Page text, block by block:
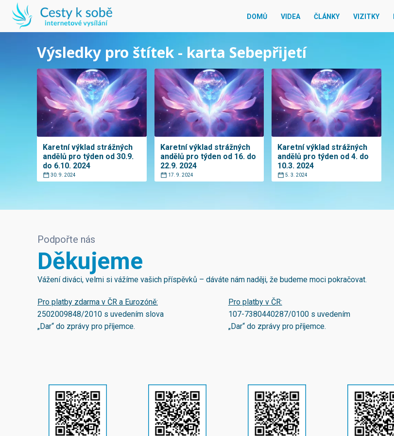
DOMŮ VIDEA ČLÁNKY VIZITKY
Výsledky pro štítek - karta Sebepřijetí
Karetní výklad strážných
andělů pro týden od 30.9.
do 6.10. 2024
30. 9. 2024
Karetní výklad strážných
andělů pro týden od 16. do
22.9. 2024
17. 9. 2024
Karetní výklad strážných
andělů pro týden od 4. do
10.3. 2024
5. 3. 2024
Podpořte nás
Děkujeme
Vážení diváci, velmi si vážíme vašich příspěvků – dáváte nám naději, že budeme moci pokračovat.
Pro platby zdarma v ČR a Eurozóně:
2502009848/2010 s uvedením slova
„Dar“ do zprávy pro příjemce.
Pro platby v ČR:
107-7380440287/0100s uvedením
„Dar“ do zprávy pro příjemce.